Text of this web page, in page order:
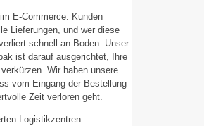
E-Commerce. Kunden
Lieferungen, und wer diese
schnell an Boden. Unser
ist darauf ausgerichtet, Ihre
Wir haben unsere
vom Eingang der Bestellung
Zeit verloren geht.
Logistikzentren